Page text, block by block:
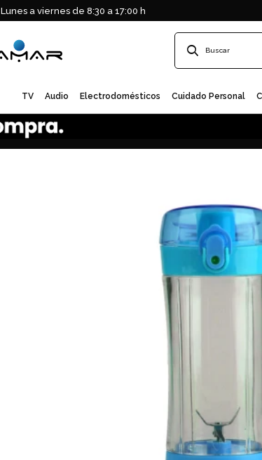
TV Audio Electrodomésticos Cuidado Personal
Lunes a viernes de 8:30 a 17:00 h